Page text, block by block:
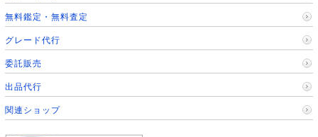
無料鑑定・無料査定
グレード代行
委託販売
出品代行
関連ショップ